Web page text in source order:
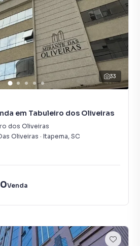
33
em Tabuleiro dos Oliveiras
dos Oliveiras
Oliveiras · Itapema, SC
Venda